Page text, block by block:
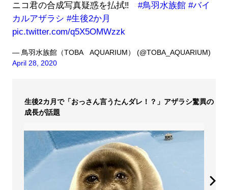
ニコ君の合成写真疑惑を払拭‼️ #鳥羽水族館 #バイ
カルアザラシ #生後2か月
pic.twitter.com/q5X5OMWzzk
— 鳥羽水族館（TOBA AQUARIUM） (@TOBA_AQUARIUM)
April 28, 2020
生後2カ月で「おっさん言うたんダレ！？」アザラシ驚異の
成長が話題